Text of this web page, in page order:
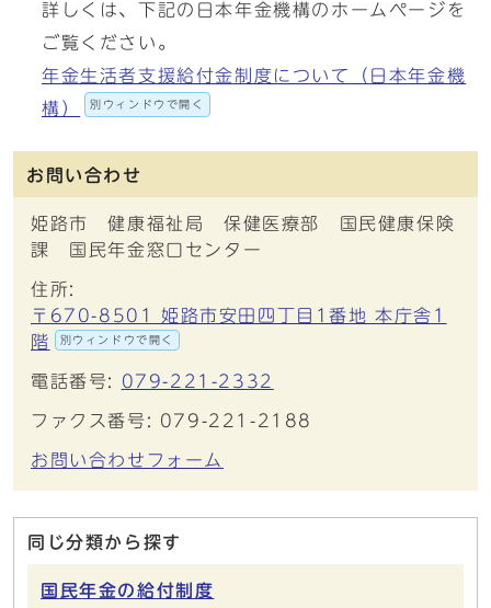
詳しくは、下記の日本年金機構のホームページを
ご覧ください。
年金生活者支援給付金制度について（日本年金機
構）
別ウィンドウで開く
お問い合わせ
姫路市 健康福祉局 保健医療部 国民健康保険
課 国民年金窓口センター
住所:
〒670-8501 姫路市安田四丁目1番地 本庁舎1
階
別ウィンドウで開く
電話番号: 079-221-2332
ファクス番号: 079-221-2188
お問い合わせフォーム
同じ分類から探す
国民年金の給付制度